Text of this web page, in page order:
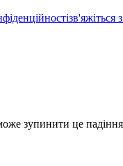
зв'яжіться
зупинити це